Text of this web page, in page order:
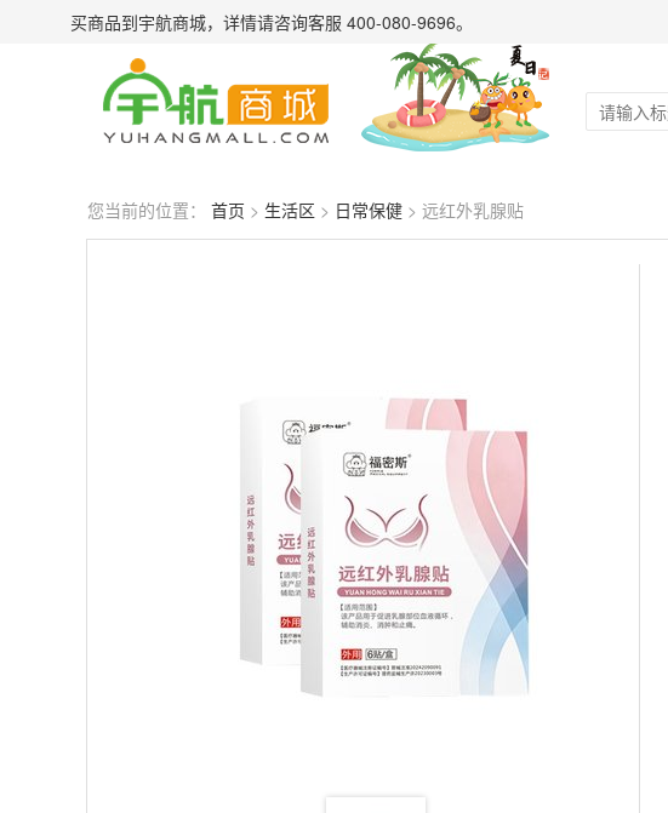
买商品到宇航商城，详情请咨询客服 400-080-9696。
您当前的位置： 首页 > 生活区 > 日常保健 > 远红外乳腺贴